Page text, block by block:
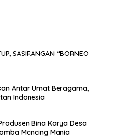
SASIRANGAN “BORNEO
Antar Umat Beragama,
Indonesia
Bina Karya Desa
Mancing Mania